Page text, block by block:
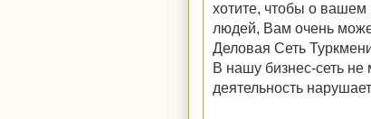
хотите, чтобы о
людей, Вам очень
Деловая Сеть
В нашу бизнес-сеть не
деятельность